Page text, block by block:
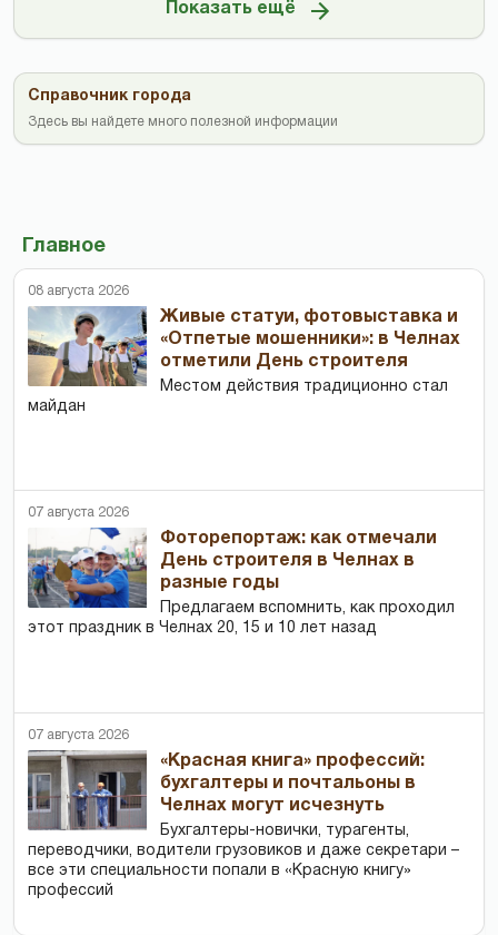
Показать ещё
Справочник города
Здесь вы найдете много полезной информации
Главное
08 августа 2026
Живые статуи, фотовыставка и
«Отпетые мошенники»: в Челнах
отметили День строителя
Местом действия традиционно стал
майдан
07 августа 2026
Фоторепортаж: как отмечали
День строителя в Челнах в
разные годы
Предлагаем вспомнить, как проходил
этот праздник в Челнах 20, 15 и 10 лет назад
07 августа 2026
«Красная книга» профессий:
бухгалтеры и почтальоны в
Челнах могут исчезнуть
Бухгалтеры-новички, тур­агенты,
переводчики, водители грузовиков и даже секретари –
все эти специальности попали в «Красную книгу»
профессий